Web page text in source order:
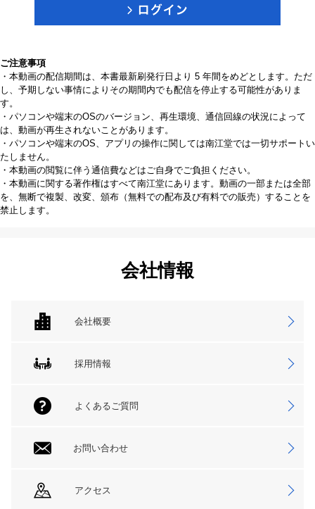
ご注意事項
・本動画の配信期間は、本書最新刷発行日より 5 年間をめどとします。ただ
し、予期しない事情によりその期間内でも配信を停止する可能性がありま
す。
・パソコンや端末のOSのバージョン、再生環境、通信回線の状況によって
は、動画が再生されないことがあります。
・パソコンや端末のOS、アプリの操作に関しては南江堂では一切サポートい
たしません。
・本動画の閲覧に伴う通信費などはご自身でご負担ください。
・本動画に関する著作権はすべて南江堂にあります。動画の一部または全部
を、無断で複製、改変、頒布（無料での配布及び有料での販売）することを
禁止します。
会社情報
会社概要
採用情報
よくあるご質問
お問い合わせ
アクセス